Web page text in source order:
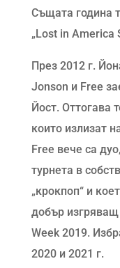
Същата година
„Lost in America
През 2012 г.
Jonson и Free
Йост. Оттогава
които излизат
Free вече са
турнета в
„крокпоп“ и
добър изгряващ
Week 2019.
2020 и 2021 г.